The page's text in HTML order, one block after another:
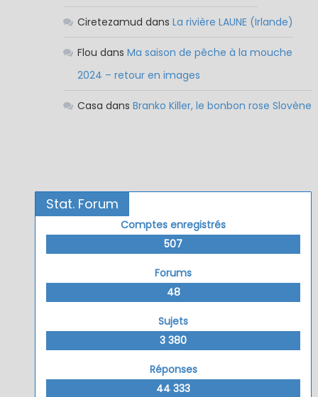
Ciretezamud dans La rivière LAUNE (Irlande)
Flou dans Ma saison de pêche à la mouche
2024 – retour en images
Casa dans Branko Killer, le bonbon rose Slovène
Stat. Forum
Comptes enregistrés
507
Forums
48
Sujets
3 380
Réponses
44 333